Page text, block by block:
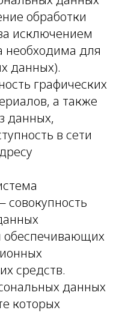
обработки
исключением
необходима для
данных).
графических
а также
данных,
в сети
обеспечивающих
средств.
данных
которых